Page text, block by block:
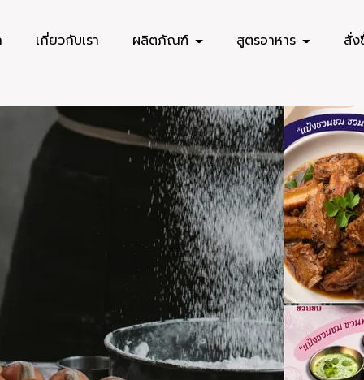
เกี่ยวกับเรา ผลิตภัณฑ์ สูตรอาหาร สั่ง